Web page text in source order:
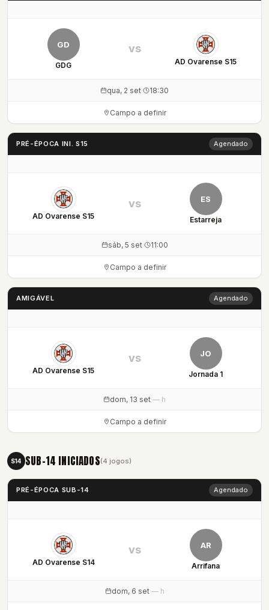
GD
GDG AD Ovarense S15
vs
qua, 2 set· 18:30
Campo a definir
PRÉ-ÉPOCA INI. S15 Agendado
AD Ovarense S15
ES
Estarreja
vs
sáb, 5 set· 11:00
Campo a definir
AMIGÁVEL Agendado
AD Ovarense S15
JO
Jornada 1
vs
dom, 13 set·— h
Campo a definir
S14 SUB-14 INICIADOS(4 jogos)
PRÉ-ÉPOCA SUB-14 Agendado
AD Ovarense S14
AR
Arrifana
vs
dom, 6 set·— h